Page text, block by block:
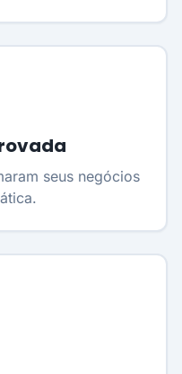
seus negócios